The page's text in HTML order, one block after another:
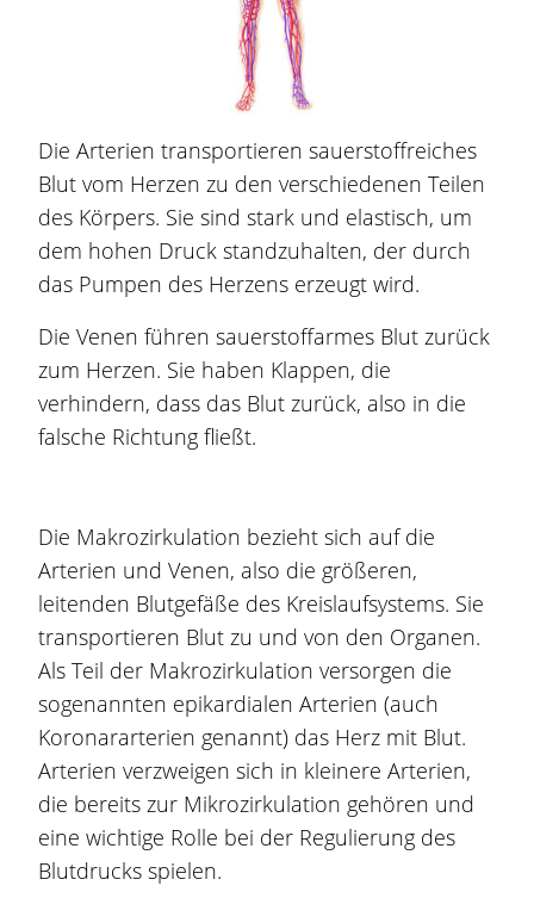
Die Arterien transportieren sauerstoffreiches
Blut vom Herzen zu den verschiedenen Teilen
des Körpers. Sie sind stark und elastisch, um
dem hohen Druck standzuhalten, der durch
das Pumpen des Herzens erzeugt wird.
Die Venen führen sauerstoffarmes Blut zurück
zum Herzen. Sie haben Klappen, die
verhindern, dass das Blut zurück, also in die
falsche Richtung fließt.
Die Makrozirkulation bezieht sich auf die
Arterien und Venen, also die größeren,
leitenden Blutgefäße des Kreislaufsystems. Sie
transportieren Blut zu und von den Organen.
Als Teil der Makrozirkulation versorgen die
sogenannten epikardialen Arterien (auch
Koronararterien genannt) das Herz mit Blut.
Arterien verzweigen sich in kleinere Arterien,
die bereits zur Mikrozirkulation gehören und
eine wichtige Rolle bei der Regulierung des
Blutdrucks spielen.